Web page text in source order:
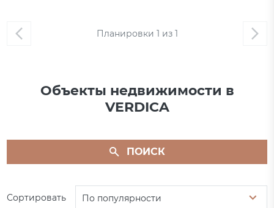
Планировки 1 из 1
Объекты недвижимости в
VERDICA
ПОИСК
Сортировать По популярности